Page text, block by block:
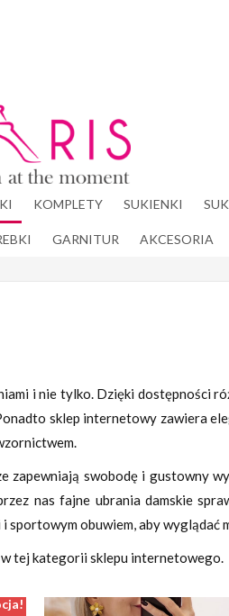
KOMPLETY SUKIENKI
GARNITUR AKCESORIA
i nie tylko. Dzięki dostępności
sklep internetowy zawiera
swobodę i gustowny
nas fajne ubrania damskie
sportowym obuwiem, aby wyglądać
tej kategorii sklepu internetowego.